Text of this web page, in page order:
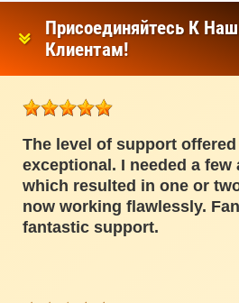
Присоединяйтесь К
Клиентам!
The level of support
exceptional. I needed a few
which resulted in one or
now working flawlessly.
fantastic support.